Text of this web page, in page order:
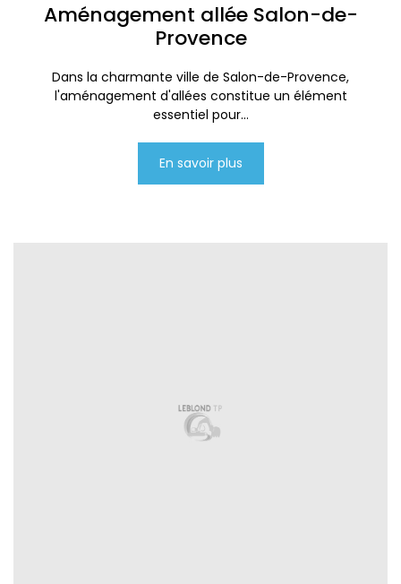
Aménagement allée Salon-de-
Provence
Dans la charmante ville de Salon-de-Provence,
l'aménagement d'allées constitue un élément
essentiel pour...
En savoir plus